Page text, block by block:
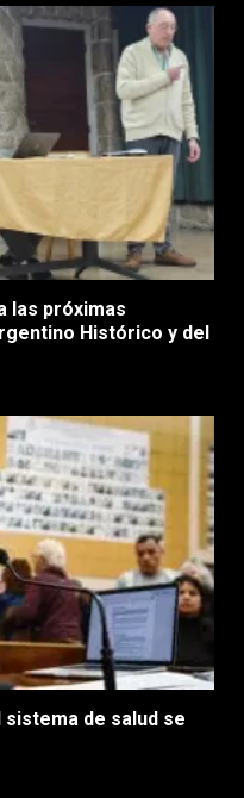
las próximas
Histórico y del
sistema de salud se